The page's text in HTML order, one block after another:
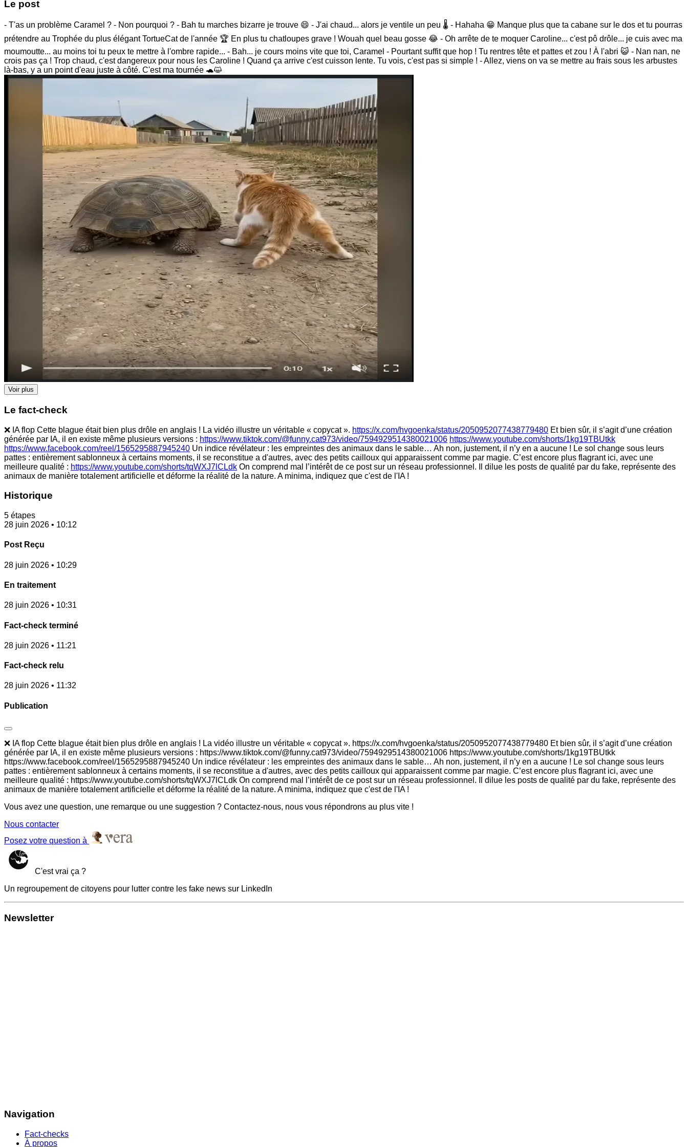
Le post
- T'as un problème Caramel ? - Non pourquoi ? - Bah tu marches bizarre je trouve 😄 - J'ai chaud... alors je ventile un peu 🌡 - Hahaha 😁 Manque plus que ta cabane sur le dos et tu pourras
prétendre au Trophée du plus élégant TortueCat de l'année 🏆 En plus tu chatloupes grave ! Wouah quel beau gosse 😂 - Oh arrête de te moquer Caroline... c'est pô drôle... je cuis avec ma
moumoutte... au moins toi tu peux te mettre à l'ombre rapide... - Bah... je cours moins vite que toi, Caramel - Pourtant suffit que hop ! Tu rentres tête et pattes et zou ! À l'abri 😺 - Nan nan, ne
crois pas ça ! Trop chaud, c'est dangereux pour nous les Caroline ! Quand ça arrive c'est cuisson lente. Tu vois, c'est pas si simple ! - Allez, viens on va se mettre au frais sous les arbustes
là-bas, y a un point d'eau juste à côté. C'est ma tournée 🐢😺
Voir plus
Le fact-check
❌ IA flop Cette blague était bien plus drôle en anglais ! La vidéo illustre un véritable « copycat ». https://x.com/hvgoenka/status/2050952077438779480 Et bien sûr, il s’agit d’une création
générée par IA, il en existe même plusieurs versions : https://www.tiktok.com/@funny.cat973/video/7594929514380021006 https://www.youtube.com/shorts/1kg19TBUtkk
https://www.facebook.com/reel/1565295887945240 Un indice révélateur : les empreintes des animaux dans le sable… Ah non, justement, il n’y en a aucune ! Le sol change sous leurs
pattes : entièrement sablonneux à certains moments, il se reconstitue a d'autres, avec des petits cailloux qui apparaissent comme par magie. C’est encore plus flagrant ici, avec une
meilleure qualité : https://www.youtube.com/shorts/tqWXJ7lCLdk On comprend mal l’intérêt de ce post sur un réseau professionnel. Il dilue les posts de qualité par du fake, représente des
animaux de manière totalement artificielle et déforme la réalité de la nature. A minima, indiquez que c'est de l'IA !
Historique
5 étapes
28 juin 2026 • 10:12
Post Reçu
28 juin 2026 • 10:29
En traitement
28 juin 2026 • 10:31
Fact-check terminé
28 juin 2026 • 11:21
Fact-check relu
28 juin 2026 • 11:32
Publication
❌ IA flop Cette blague était bien plus drôle en anglais ! La vidéo illustre un véritable « copycat ». https://x.com/hvgoenka/status/2050952077438779480 Et bien sûr, il s’agit d’une création
générée par IA, il en existe même plusieurs versions : https://www.tiktok.com/@funny.cat973/video/7594929514380021006 https://www.youtube.com/shorts/1kg19TBUtkk
https://www.facebook.com/reel/1565295887945240 Un indice révélateur : les empreintes des animaux dans le sable… Ah non, justement, il n’y en a aucune ! Le sol change sous leurs
pattes : entièrement sablonneux à certains moments, il se reconstitue a d'autres, avec des petits cailloux qui apparaissent comme par magie. C’est encore plus flagrant ici, avec une
meilleure qualité : https://www.youtube.com/shorts/tqWXJ7lCLdk On comprend mal l’intérêt de ce post sur un réseau professionnel. Il dilue les posts de qualité par du fake, représente des
animaux de manière totalement artificielle et déforme la réalité de la nature. A minima, indiquez que c'est de l'IA !
Vous avez une question, une remarque ou une suggestion ? Contactez-nous, nous vous répondrons au plus vite !
Nous contacter
Posez votre question à
C'est vrai ça ?
Un regroupement de citoyens pour lutter contre les fake news sur LinkedIn
Newsletter
Navigation
Fact-checks
À propos